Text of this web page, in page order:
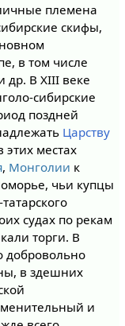
племена
скифы,
в том числе
др. В XIII веке
сибирские
поздней
Царству
местах
, Монголии к
чьи купцы
судах по рекам
торги. В
добровольно
в здешних
и